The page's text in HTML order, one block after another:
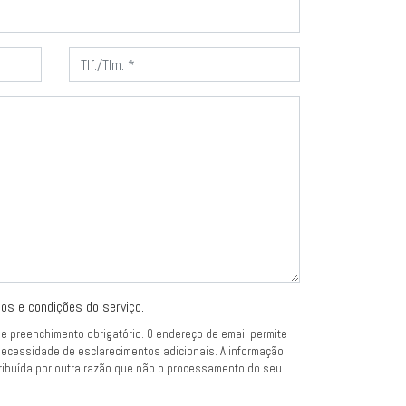
e condições do serviço.
preenchimento obrigatório. O endereço de email permite
de esclarecimentos adicionais. A informação
por outra razão que não o processamento do seu